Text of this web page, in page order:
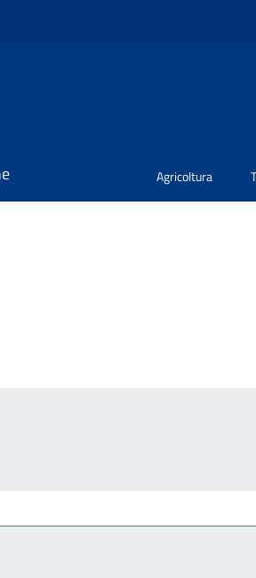
Agricoltura